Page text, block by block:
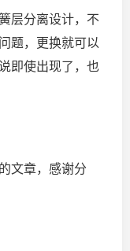
层分离设计，不
题，更换就可以
即使出现了，也
文章，感谢分